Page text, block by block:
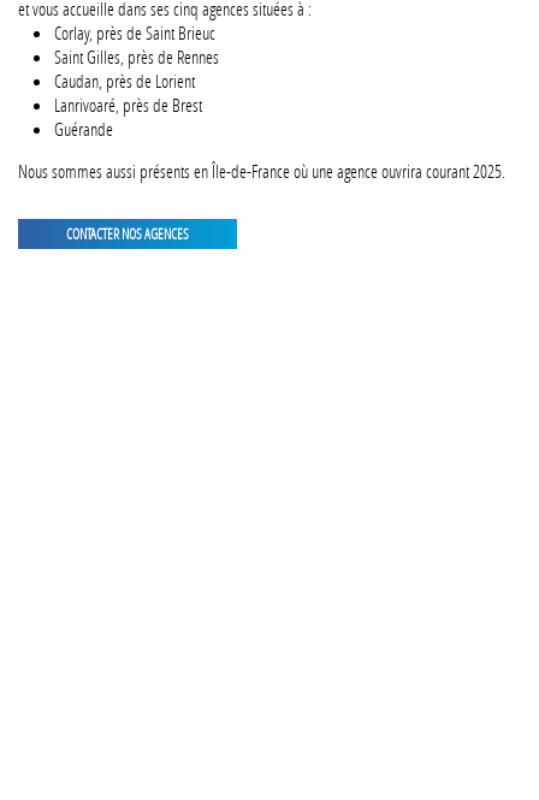
et vous accueille dans ses cinq agences situées à :
Corlay, près de Saint Brieuc
Saint Gilles, près de Rennes
Caudan, près de Lorient
Lanrivoaré, près de Brest
Guérande
Nous sommes aussi présents en Île-de-France où une agence ouvrira courant 2025.
CONTACTER NOS AGENCES